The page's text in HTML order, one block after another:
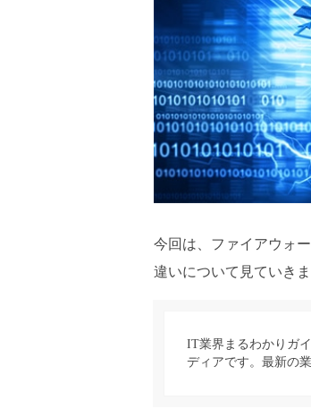
今回は、ファイアウォ
違いについて見ていきま
IT業界まるわかりガ
ディアです。最新の